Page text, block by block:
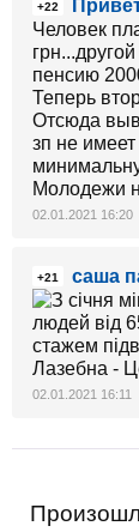
+22
Человек
пенсию
Теперь
Отсюда
зп не
Молодежи
02.01.2021 16:20
+21 саша
02.01.2021 16:11